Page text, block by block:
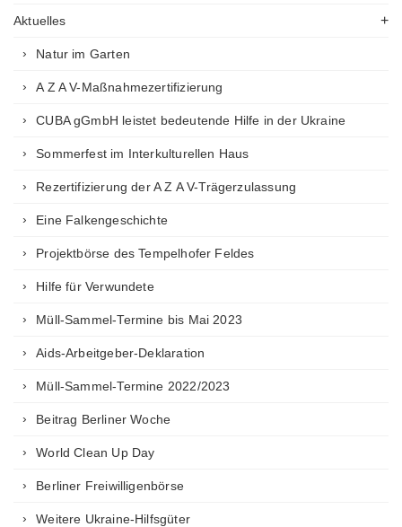
Aktuelles
Natur im Garten
A Z A V-Maßnahmezertifizierung
CUBA gGmbH leistet bedeutende Hilfe in der Ukraine
Sommerfest im Interkulturellen Haus
Rezertifizierung der A Z A V-Trägerzulassung
Eine Falkengeschichte
Projektbörse des Tempelhofer Feldes
Hilfe für Verwundete
Müll-Sammel-Termine bis Mai 2023
Aids-Arbeitgeber-Deklaration
Müll-Sammel-Termine 2022/2023
Beitrag Berliner Woche
World Clean Up Day
Berliner Freiwilligenbörse
Weitere Ukraine-Hilfsgüter